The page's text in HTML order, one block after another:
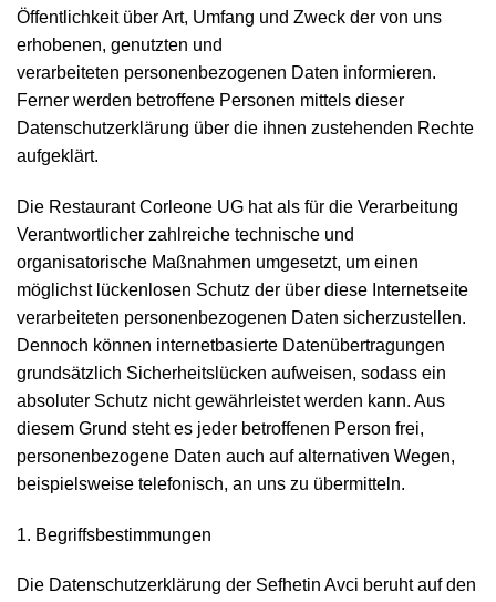
Öffentlichkeit über Art, Umfang und Zweck der von uns
erhobenen, genutzten und
verarbeiteten personenbezogenen Daten informieren.
Ferner werden betroffene Personen mittels dieser
Datenschutzerklärung über die ihnen zustehenden Rechte
aufgeklärt.
Die Restaurant Corleone UG hat als für die Verarbeitung
Verantwortlicher zahlreiche technische und
organisatorische Maßnahmen umgesetzt, um einen
möglichst lückenlosen Schutz der über diese Internetseite
verarbeiteten personenbezogenen Daten sicherzustellen.
Dennoch können internetbasierte Datenübertragungen
grundsätzlich Sicherheitslücken aufweisen, sodass ein
absoluter Schutz nicht gewährleistet werden kann. Aus
diesem Grund steht es jeder betroffenen Person frei,
personenbezogene Daten auch auf alternativen Wegen,
beispielsweise telefonisch, an uns zu übermitteln.
1. Begriffsbestimmungen
Die Datenschutzerklärung der Sefhetin Avci beruht auf den